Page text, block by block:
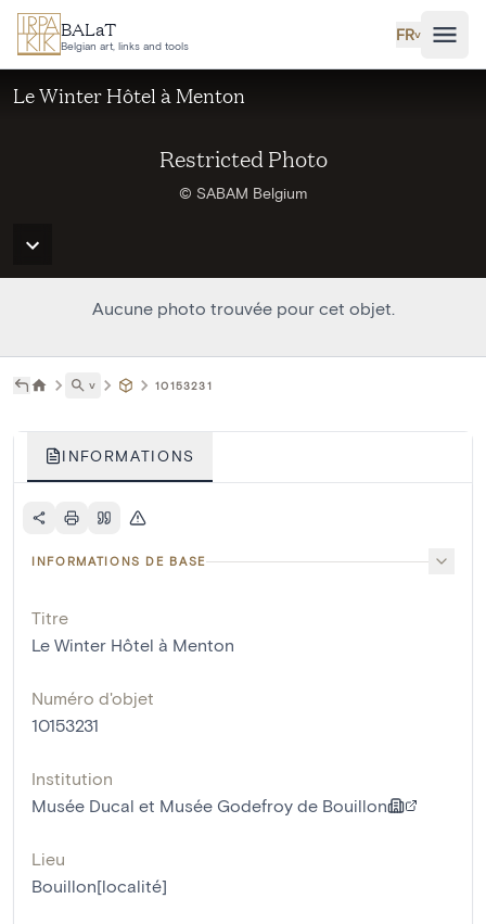
Aller au contenu principal
BALaT
Belgian art, links and tools
FR˅
Restricted Photo
© SABAM Belgium
Le Winter Hôtel à Menton
Aucune photo trouvée pour cet objet.
˅ 10153231
INFORMATIONS
INFORMATIONS DE BASE
Titre
Le Winter Hôtel à Menton
Numéro d'objet
10153231
Institution
Musée Ducal et Musée Godefroy de Bouillon
Lieu
Bouillon[localité]